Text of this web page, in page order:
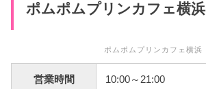
ポムポムプリンカフェ横浜
ポムポムプリンカフェ横浜
営業時間 10:00～21:00